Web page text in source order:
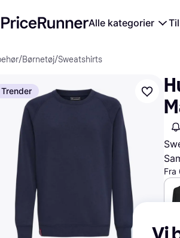
Alle kategorier
/Børnetøj/Sweatshirts
Trender
Fra